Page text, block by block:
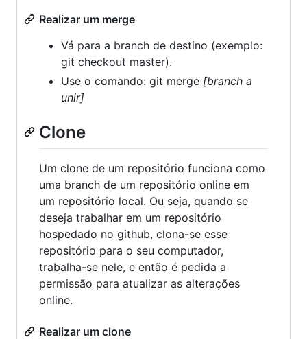
Realizar um merge
Vá para a branch de destino (exemplo:
git checkout master).
Use o comando: git merge [branch a
unir]
Clone
Um clone de um repositório funciona como
uma branch de um repositório online em
um repositório local. Ou seja, quando se
deseja trabalhar em um repositório
hospedado no github, clona-se esse
repositório para o seu computador,
trabalha-se nele, e então é pedida a
permissão para atualizar as alterações
online.
Realizar um clone